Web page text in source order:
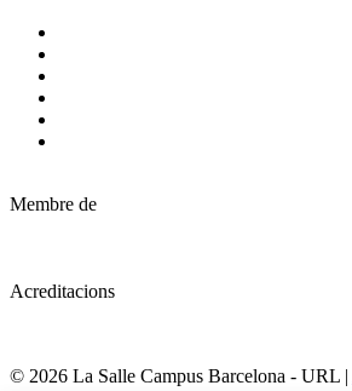
Membre de
Acreditacions
© 2026 La Salle Campus Barcelona - URL |